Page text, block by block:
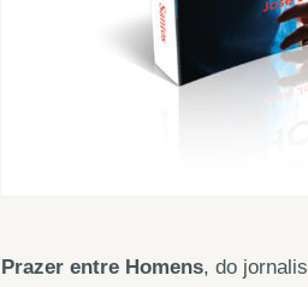
Prazer entre Homens, do